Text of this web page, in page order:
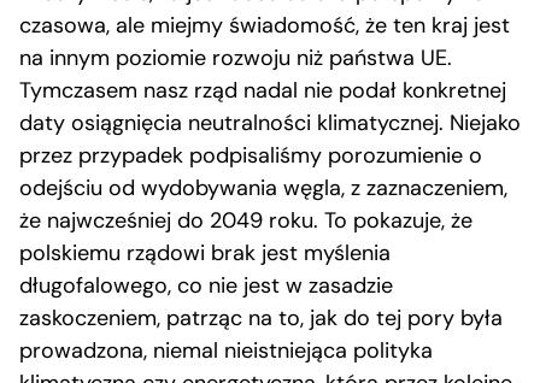
czasowa, ale miejmy świadomość, że ten kraj jest
na innym poziomie rozwoju niż państwa UE.
Tymczasem nasz rząd nadal nie podał konkretnej
daty osiągnięcia neutralności klimatycznej. Niejako
przez przypadek podpisaliśmy porozumienie o
odejściu od wydobywania węgla, z zaznaczeniem,
że najwcześniej do 2049 roku. To pokazuje, że
polskiemu rządowi brak jest myślenia
długofalowego, co nie jest w zasadzie
zaskoczeniem, patrząc na to, jak do tej pory była
prowadzona, niemal nieistniejąca polityka